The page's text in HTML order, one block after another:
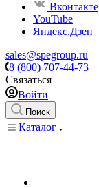
Вконтакте
YouTube
Яндекс.Дзен
sales@spegroup.ru
8 (800) 707-44-73
Связаться
Войти
Поиск
Каталог